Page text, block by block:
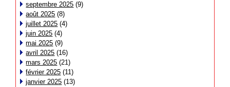
septembre 2025 (9)
août 2025 (8)
juillet 2025 (4)
juin 2025 (4)
mai 2025 (9)
avril 2025 (16)
mars 2025 (21)
février 2025 (11)
janvier 2025 (13)